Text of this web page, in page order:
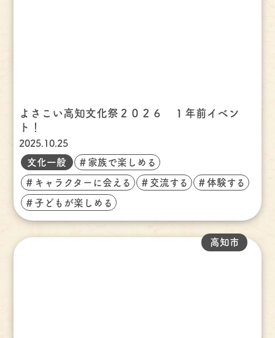
よさこい高知文化祭２０２６ １年前イベン
ト！
2025.10.25
文化一般 ＃家族で楽しめる
＃キャラクターに会える ＃交流する ＃体験する
＃子どもが楽しめる
高知市